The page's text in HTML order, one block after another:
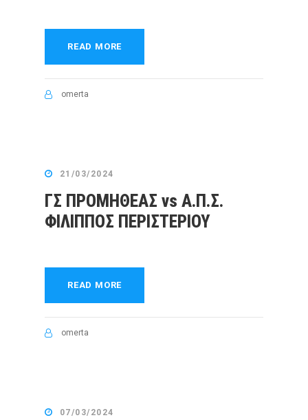
READ MORE
omerta
21/03/2024
ΓΣ ΠΡΟΜΗΘΕΑΣ vs Α.Π.Σ.
ΦΙΛΙΠΠΟΣ ΠΕΡΙΣΤΕΡΙΟΥ
READ MORE
omerta
07/03/2024